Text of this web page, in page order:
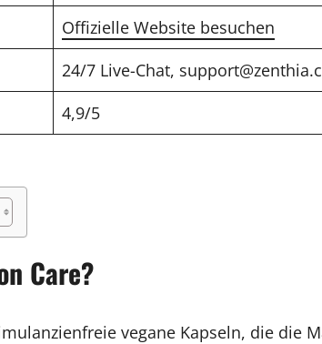
Offizielle Website besuchen
24/7 Live-Chat,
4,9/5
Care?
vegane Kapseln, die die